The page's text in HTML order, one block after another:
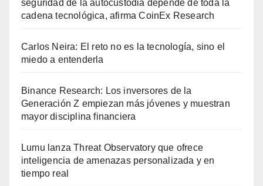
seguridad de la autocustodia depende de toda la
cadena tecnológica, afirma CoinEx Research
Carlos Neira: El reto no es la tecnología, sino el
miedo a entenderla
Binance Research: Los inversores de la
Generación Z empiezan más jóvenes y muestran
mayor disciplina financiera
Lumu lanza Threat Observatory que ofrece
inteligencia de amenazas personalizada y en
tiempo real